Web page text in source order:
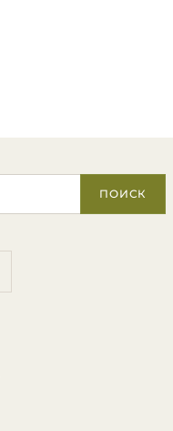
ПОИСК